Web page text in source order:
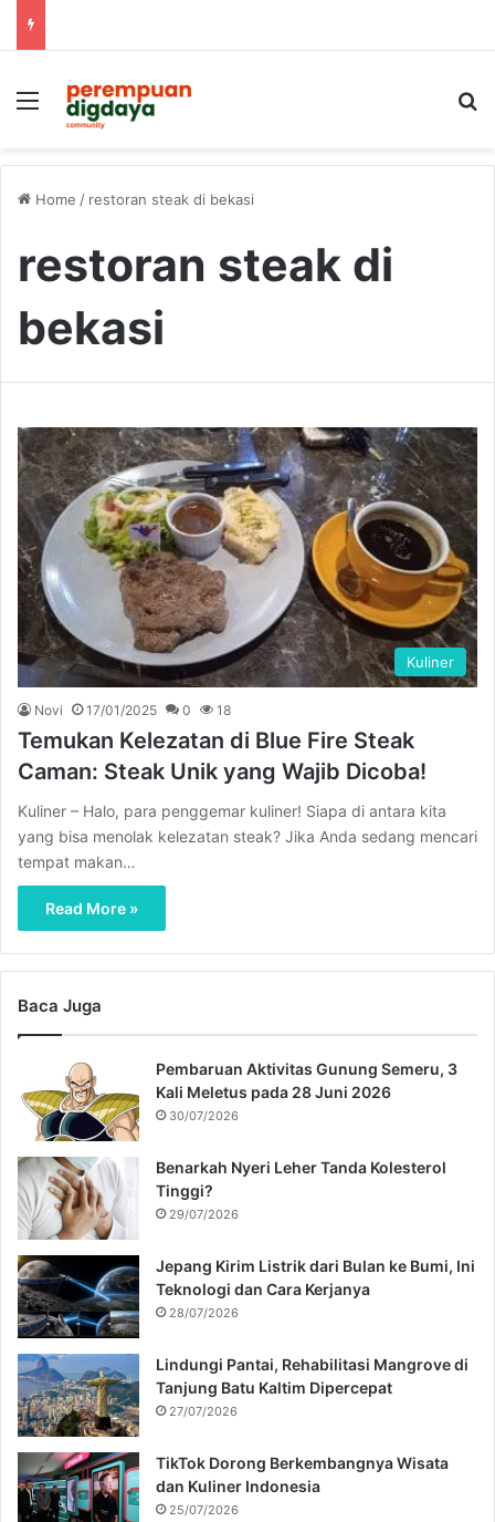
Menu
Home / restoran steak di bekasi
restoran steak di
bekasi
Kuliner
Novi 17/01/2025 0 18
Temukan Kelezatan di Blue Fire Steak
Caman: Steak Unik yang Wajib Dicoba!
Kuliner – Halo, para penggemar kuliner! Siapa di antara kita
yang bisa menolak kelezatan steak? Jika Anda sedang mencari
tempat makan…
Read More »
Baca Juga
Pembaruan Aktivitas Gunung Semeru, 3
Kali Meletus pada 28 Juni 2026
30/07/2026
Benarkah Nyeri Leher Tanda Kolesterol
Tinggi?
29/07/2026
Jepang Kirim Listrik dari Bulan ke Bumi, Ini
Teknologi dan Cara Kerjanya
28/07/2026
Lindungi Pantai, Rehabilitasi Mangrove di
Tanjung Batu Kaltim Dipercepat
27/07/2026
TikTok Dorong Berkembangnya Wisata
dan Kuliner Indonesia
25/07/2026